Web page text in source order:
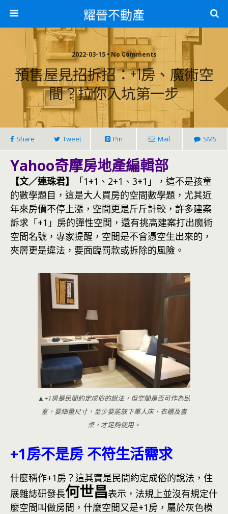
耀晉不動產
2022-03-15 • No Comments
預售屋見招拆招：+1房、魔術空
間？拉你入坑第一步
Share Tweet Pin Mail SMS
Yahoo奇摩房地產編輯部
【文／連珠君】
「1+1、2+1、3+1」，這不是孩童
的數學題目，這是大人買房的空間數學題，尤其近
年來房價不停上漲，空間更是斤斤計較，許多建案
訴求「+1」房的彈性空間，還有挑高建案打出魔術
空間名號，專家提醒，空間是不會憑空生出來的，
夾層更是違法，要面臨罰款或拆除的風險。
▲+1房是民間約定成俗的說法，但空間是否可作為臥
室，要細量尺寸，至少要能放下單人床、衣櫃及書
桌，才足夠使用。
+1房不是房 不符生活需求
什麼稱作+1房？這其實是民間約定成俗的說法，住
展雜誌研發長何世昌表示，法規上並沒有規定什
麼空間叫做房間，什麼空間又是+1房，屬於灰色模